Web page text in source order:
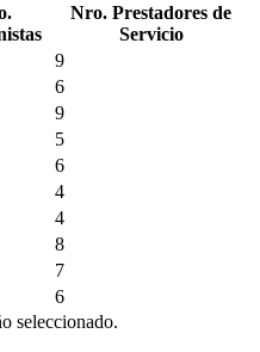
Nro. Prestadores de
Servicio
9
6
9
5
6
4
4
8
7
6
seleccionado.